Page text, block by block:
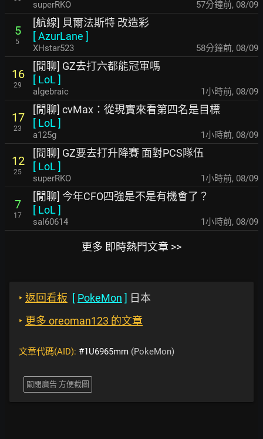
superRKO 57分鐘前, 08/09
5
5
[航線] 貝爾法斯特 改造彩
[AzurLane ]
XHstar523 58分鐘前, 08/09
16
29
[閒聊] GZ去打六都能冠軍嗎
[ LoL ]
algebraic 1小時前, 08/09
17
23
[閒聊] cvMax：從現實來看第四名是目標
[ LoL ]
a125g 1小時前, 08/09
12
25
[閒聊] GZ要去打升降賽 面對PCS隊伍
[ LoL ]
superRKO 1小時前, 08/09
7
17
[閒聊] 今年CFO四強是不是有機會了？
[ LoL ]
sal60614 1小時前, 08/09
更多 即時熱門文章 >>
‣ 返回看板 [ PokeMon ] 日本
‣ 更多 oreoman123 的文章
文章代碼(AID): #1U6965mm (PokeMon)
關閉廣告 方便截圖